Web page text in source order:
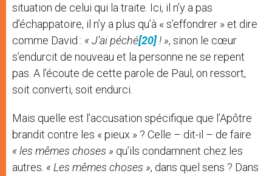
situation de celui qui la traite. Ici, il n’y a pas
d’échappatoire, il n’y a plus qu’à « s’effondrer » et dire
comme David : « J’ai péché[20] ! », sinon le cœur
s’endurcit de nouveau et la personne ne se repent
pas. A l’écoute de cette parole de Paul, on ressort,
soit converti, soit endurci.
Mais quelle est l’accusation spécifique que l’Apôtre
brandit contre les « pieux » ? Celle – dit-il – de faire
« les mêmes choses » qu’ils condamnent chez les
autres. « Les mêmes choses », dans quel sens ? Dans